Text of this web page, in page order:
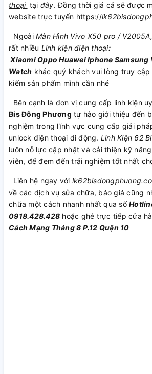
thoại tại đây. Đồng thời giá cả sẽ được
website trực tuyến https://
Ngoài Màn Hình Vivo X50 pro /
rất nhiều Linh kiện điện thoại:
Xiaomi Oppo HuaweiIphone Samsung
Watch khác quý khách vui lòng truy
kiếm sản phẩm mình cần nhé
Bên cạnh là đơn vị cung cấp linh kiện
Bis Đông Phương tự hào giới thiệu đến
nghiệm trong lĩnh vực cung cấp giải
unlock điện thoại di động. Linh Kiện 62
luôn nỗ lực cập nhật và cải thiện kỹ
viên, để đem đến trải nghiệm tốt nhất
Liên hệ ngay với
về các dịch vụ sửa chữa, báo giá cũng
chữa một cách nhanh nhất qua số
0918.428.428 hoặc ghé trực tiếp cửa
Cách Mạng Tháng 8 P.12 Quận 10